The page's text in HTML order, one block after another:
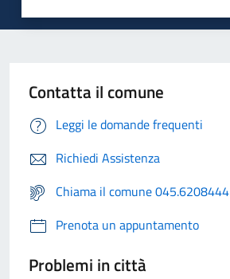
Contatta il comune
Leggi le domande frequenti
Richiedi Assistenza
Chiama il comune 045.6208444
Prenota un appuntamento
Problemi in città